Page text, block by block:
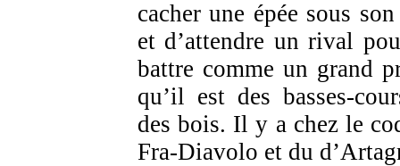
cacher une épée sous
et d’attendre un rival
battre comme un grand
qu’il est des basses-
des bois. Il y a chez le
Fra-Diavolo et du